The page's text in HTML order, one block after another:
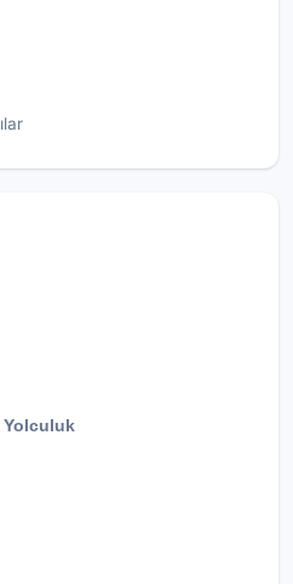
Yolculuk